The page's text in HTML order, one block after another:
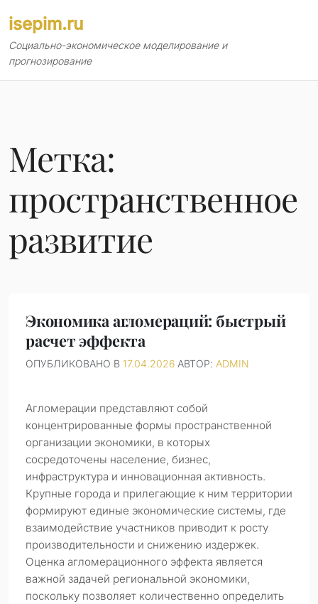
содержимому
isepim.ru
Социально-экономическое моделирование и
прогнозирование
Метка:
пространственное
развитие
Экономика агломераций: быстрый
расчет эффекта
ОПУБЛИКОВАНО В 17.04.2026 АВТОР: ADMIN
Агломерации представляют собой
концентрированные формы пространственной
организации экономики, в которых
сосредоточены население, бизнес,
инфраструктура и инновационная активность.
Крупные города и прилегающие к ним территории
формируют единые экономические системы, где
взаимодействие участников приводит к росту
производительности и снижению издержек.
Оценка агломерационного эффекта является
важной задачей региональной экономики,
поскольку позволяет количественно определить